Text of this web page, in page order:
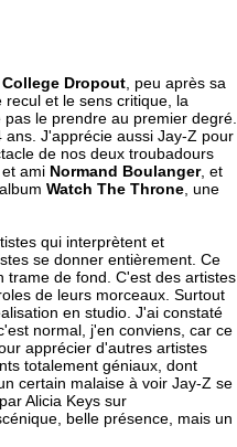
Dropout , peu après sa
et le sens critique, la
le prendre au premier degré.
J'apprécie aussi Jay-Z pour
de nos deux troubadours
ami Normand Boulanger, et
Watch The Throne , une
qui interprètent et
se donner entièrement. Ce
trame de fond. C'est des artistes
de leurs morceaux. Surtout
en studio. J'ai constaté
normal, j'en conviens, car ce
apprécier d'autres artistes
totalement géniaux, dont
certain malaise à voir Jay-Z se
Alicia Keys sur
belle présence, mais un